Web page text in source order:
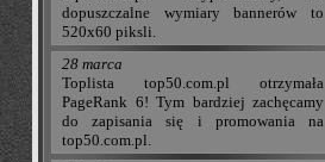
dopuszczalne wymiary bannerów to
520x60 piksli.
28 marca
Toplista top50.com.pl otrzymała
PageRank 6! Tym bardziej zachęcamy
do zapisania się i promowania na
top50.com.pl.